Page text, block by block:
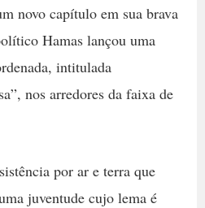
novo capítulo em sua brava
Hamas lançou uma
intitulada
nos arredores da faixa de
por ar e terra que
juventude cujo lema é